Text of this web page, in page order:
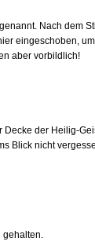
Nach dem
eingeschoben,
aber vorbildlich!
der Heilig-
Blick nicht
gehalten.